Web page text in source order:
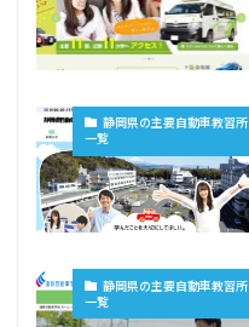
静岡県の主要自動車教習所
一覧
静岡県の主要自動車教習所
一覧